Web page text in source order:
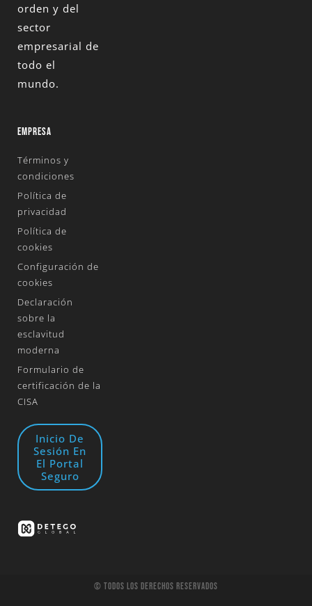
orden y del
sector
empresarial de
todo el
mundo.
EMPRESA
Términos y
condiciones
Política de
privacidad
Política de
cookies
Configuración de
cookies
Declaración
sobre la
esclavitud
moderna
Formulario de
certificación de la
CISA
Inicio De
Sesión En
El Portal
Seguro
© Todos Los Derechos Reservados